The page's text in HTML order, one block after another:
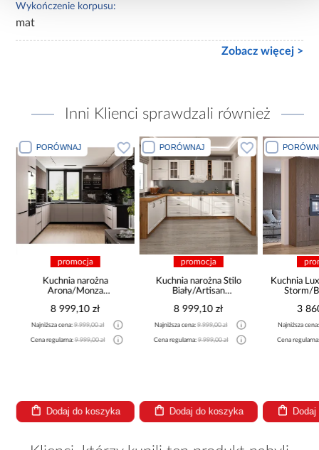
Wykończenie korpusu:
mat
Zobacz więcej >
Inni Klienci sprawdzali również
PORÓWNAJ
promocja
Kuchnia narożna
Arona/Monza
8 999,10 zł
Najniższa cena:9 999,00 zł
Cena regularna:9 999,00 zł
Dodaj do koszyka
PORÓWNAJ
promocja
Kuchnia narożna Stilo
Biały/Artisan
8 999,10 zł
Najniższa cena:9 999,00 zł
Cena regularna:9 999,00 zł
Dodaj do koszyka
Kuchnia
Storm/
3
Najniższa
Cena